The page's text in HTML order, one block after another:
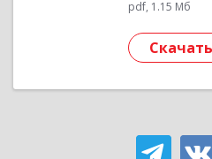
pdf, 1.15 Мб
Скачать